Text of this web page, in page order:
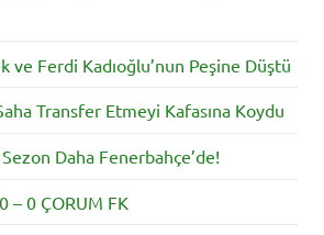
ve Ferdi Kadıoğlu’nun Peşine Düştü
Transfer Etmeyi Kafasına Koydu
Daha Fenerbahçe’de!
– 0 ÇORUM FK